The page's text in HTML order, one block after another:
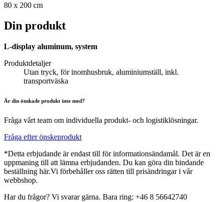
80 x 200 cm
Din produkt
L-display aluminum, system
Produktdetaljer
Utan tryck, för inomhusbruk, aluminiumställ, inkl.
transportväska
Är din önskade produkt inte med?
Fråga vårt team om individuella produkt- och logistiklösningar.
Fråga efter önskeprodukt
*Detta erbjudande är endast till för informationsändamål. Det är en
uppmaning till att lämna erbjudanden. Du kan göra din bindande
beställning här.Vi förbehåller oss rätten till prisändringar i vår
webbshop.
Har du frågor? Vi svarar gärna. Bara ring: +46 8 56642740